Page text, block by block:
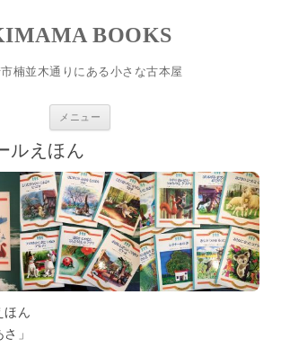
BOOKS
楠並木通りにある小さな古本屋
メニュー
ルえほん
ほん
」